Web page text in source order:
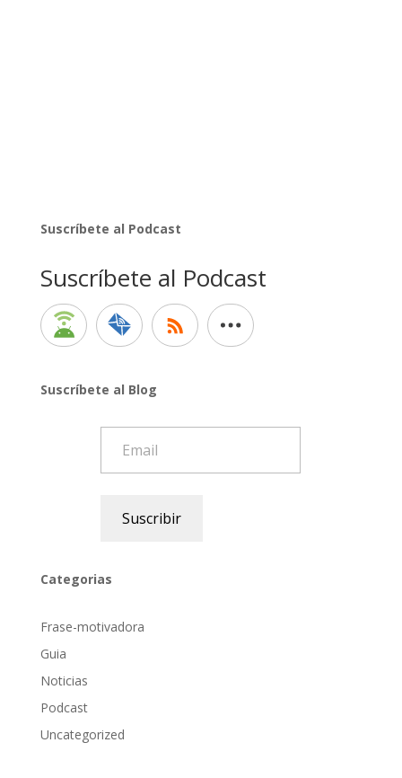
Suscríbete al Podcast
Suscríbete al Podcast
Suscríbete al Blog
Suscribir
Categorias
Frase-motivadora
Guia
Noticias
Podcast
Uncategorized